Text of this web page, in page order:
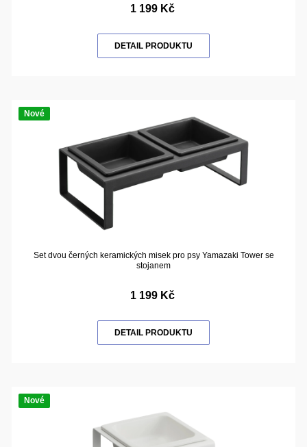
1 199 Kč
DETAIL PRODUKTU
Nové
Set dvou černých keramických misek pro psy Yamazaki Tower se
stojanem
1 199 Kč
DETAIL PRODUKTU
Nové